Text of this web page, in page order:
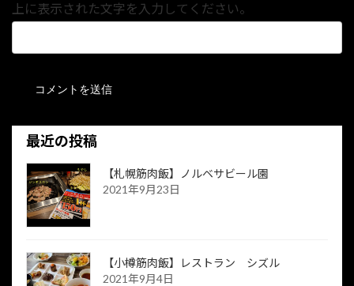
上に表示された文字を入力してください。
最近の投稿
【札幌筋肉飯】ノルベサビール園
2021年9月23日
【小樽筋肉飯】レストラン シズル
2021年9月4日